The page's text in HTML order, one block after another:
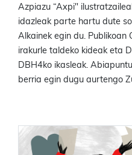
Azpiazu “Axpi"
idazleak parte hartu dute
Alkainek egin du. Publikoan
irakurle taldeko kideak eta
DBH4ko ikasleak.
berria egin dugu aurtengo